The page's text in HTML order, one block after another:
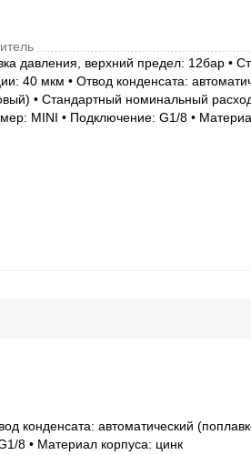
давления, верхний предел: 12бар •
40 мкм • Отвод конденсата:
• Стандартный номинальный
MINI • Подключение: G1/8 •
конденсата: автоматический
8 • Материал корпуса: цинк